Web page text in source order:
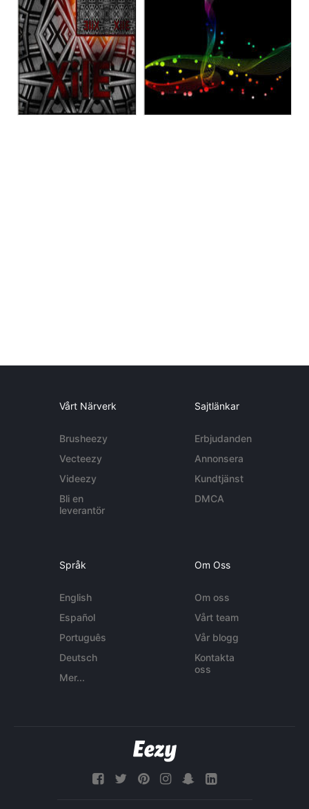
Vårt Närverk
Brusheezy
Vecteezy
Videezy
Bli en
leverantör
Sajtlänkar
Erbjudanden
Annonsera
Kundtjänst
DMCA
Språk
English
Español
Português
Deutsch
Mer...
Om Oss
Om oss
Vårt team
Vår blogg
Kontakta
oss